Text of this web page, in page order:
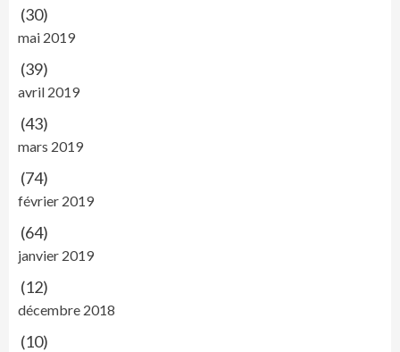
(30)
mai 2019
(39)
avril 2019
(43)
mars 2019
(74)
février 2019
(64)
janvier 2019
(12)
décembre 2018
(10)